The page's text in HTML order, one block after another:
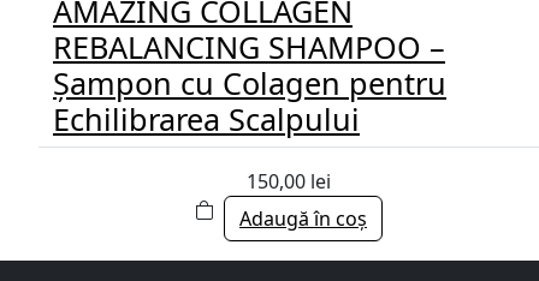
AMAZING COLLAGEN
REBALANCING SHAMPOO –
Șampon cu Colagen pentru
Echilibrarea Scalpului
150,00 lei
Adaugă în coș